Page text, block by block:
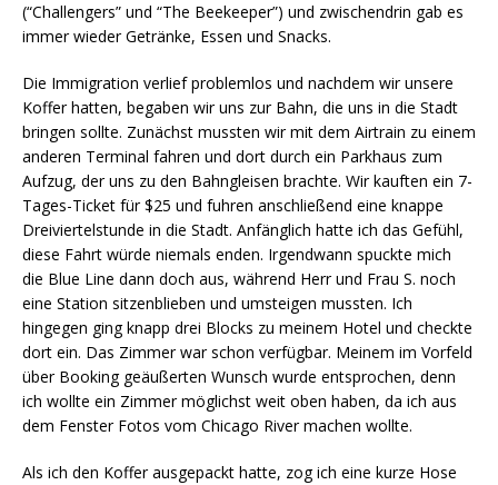
(“Challengers” und “The Beekeeper”) und zwischendrin gab es
immer wieder Getränke, Essen und Snacks.
Die Immigration verlief problemlos und nachdem wir unsere
Koffer hatten, begaben wir uns zur Bahn, die uns in die Stadt
bringen sollte. Zunächst mussten wir mit dem Airtrain zu einem
anderen Terminal fahren und dort durch ein Parkhaus zum
Aufzug, der uns zu den Bahngleisen brachte. Wir kauften ein 7-
Tages-Ticket für $25 und fuhren anschließend eine knappe
Dreiviertelstunde in die Stadt. Anfänglich hatte ich das Gefühl,
diese Fahrt würde niemals enden. Irgendwann spuckte mich
die Blue Line dann doch aus, während Herr und Frau S. noch
eine Station sitzenblieben und umsteigen mussten. Ich
hingegen ging knapp drei Blocks zu meinem Hotel und checkte
dort ein. Das Zimmer war schon verfügbar. Meinem im Vorfeld
über Booking geäußerten Wunsch wurde entsprochen, denn
ich wollte ein Zimmer möglichst weit oben haben, da ich aus
dem Fenster Fotos vom Chicago River machen wollte.
Als ich den Koffer ausgepackt hatte, zog ich eine kurze Hose